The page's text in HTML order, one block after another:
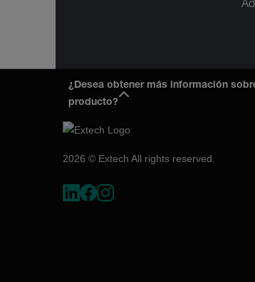
¿Desea obtener más información
producto?
2026 © Extech All rights reserved.